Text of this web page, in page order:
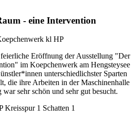
- eine Intervention
Eröffnung der Ausstellung "Der
im Koepchenwerk am Hengsteysee
unterschiedlichster Sparten
die ihre Arbeiten in der Maschinenhalle
sehr schön und sehr gut besucht.